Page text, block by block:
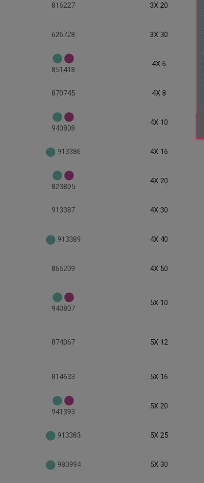
816227 3X 20
626728 3X 30
851418
4X 6
870745 4X 8
940808
4X 10
913386 4X 16
823805
4X 20
913387 4X 30
913389 4X 40
865209 4X 50
940807
5X 10
874067 5X 12
814633 5X 16
941393
5X 20
913383 5X 25
980994 5X 30